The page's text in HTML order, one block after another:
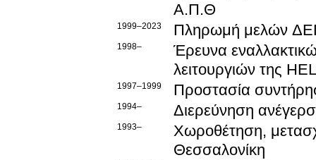
Α.Π.Θ
1999–2023 Πληρωμή μελών
1998–
Έρευνα
λειτουργιών της
1997–1999 Προστασία
1994– Διερεύνηση
1993–
Χωροθέτηση,
Θεσσαλονίκη